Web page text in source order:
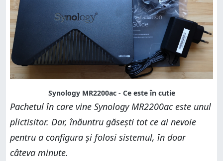
Synology MR2200ac - Ce este în cutie
Pachetul în care vine Synology MR2200ac este unul
plictisitor. Dar, înăuntru găsești tot ce ai nevoie
pentru a configura și folosi sistemul, în doar
câteva minute.